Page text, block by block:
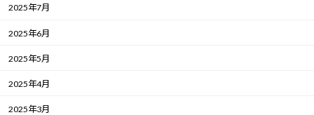
2025年7月
2025年6月
2025年5月
2025年4月
2025年3月